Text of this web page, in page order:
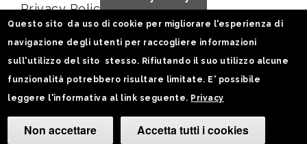
Privacy Policy
Statistiche
Seguici su:
Questo sito da uso di cookie per migliorare l'esperienza di
navigazione degli utenti per raccogliere informazioni
sull'utilizzo del sito stesso. Rifiutando il suo utilizzo alcune
funzionalità potrebbero risultare limitate. E' possibile
leggere l'informativa al link seguente. Privacy
Non accettare Accetta tutti i cookies